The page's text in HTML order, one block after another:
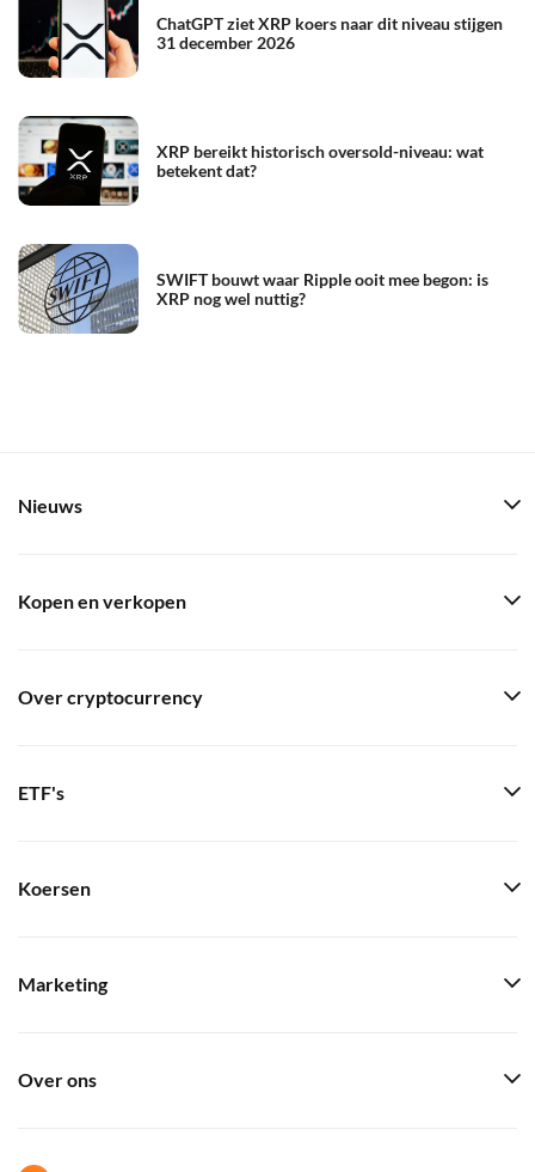
ChatGPT ziet XRP koers naar dit niveau stijgen
31 december 2026
XRP bereikt historisch oversold-niveau: wat
betekent dat?
SWIFT bouwt waar Ripple ooit mee begon: is
XRP nog wel nuttig?
Nieuws
Kopen en verkopen
Over cryptocurrency
ETF's
Koersen
Marketing
Over ons